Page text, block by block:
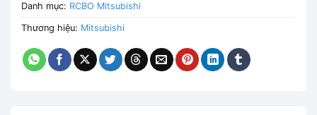
Danh mục: RCBO Mitsubishi
Thương hiệu: Mitsubishi